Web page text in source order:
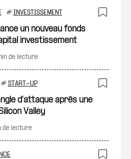
# INVESTISSEMENT
un nouveau fonds
investissement
de lecture
# START-UP
d’attaque après une
Valley
de lecture